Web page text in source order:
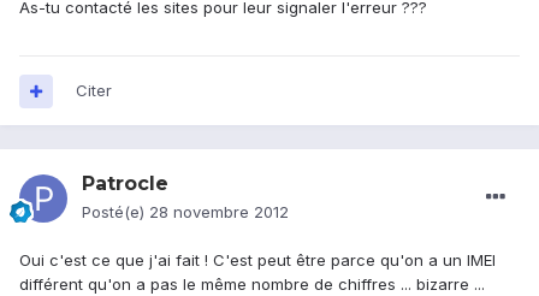
As-tu contacté les sites pour leur signaler l'erreur ???
Citer
Patrocle
Posté(e) 28 novembre 2012
Oui c'est ce que j'ai fait ! C'est peut être parce qu'on a un IMEI
différent qu'on a pas le même nombre de chiffres ... bizarre ...